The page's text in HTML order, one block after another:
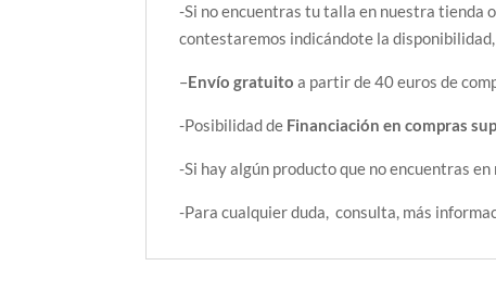
-Si no encuentras tu talla en nuestra tienda
contestaremos indicándote la
–Envío gratuito a partir de 40 euros de
-Posibilidad de Financiación en compras
-Si hay algún producto que no encuentras
-Para cualquier duda, consulta, más